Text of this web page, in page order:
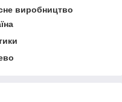
виробництво